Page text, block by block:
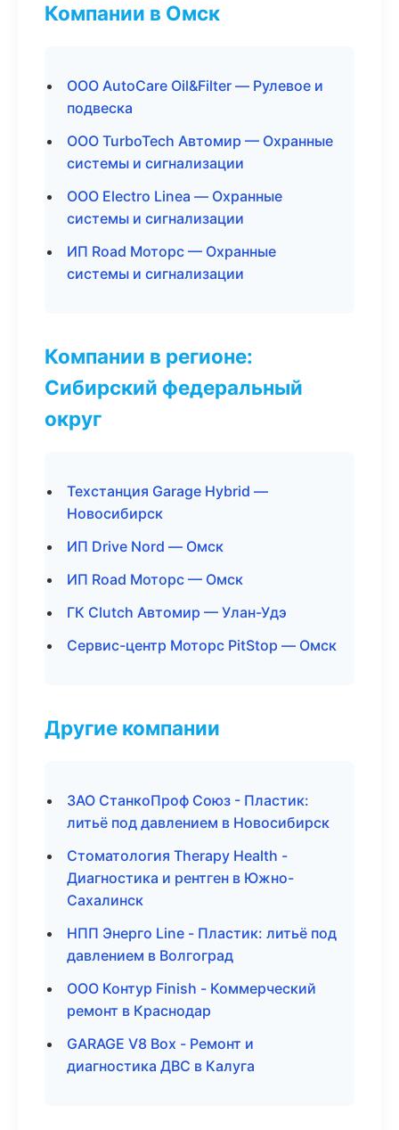
Компании в Омск
ООО AutoCare Oil&Filter — Рулевое и
подвеска
ООО TurboTech Автомир — Охранные
системы и сигнализации
ООО Electro Linea — Охранные
системы и сигнализации
ИП Road Моторс — Охранные
системы и сигнализации
Компании в регионе:
Сибирский федеральный
округ
Техстанция Garage Hybrid —
Новосибирск
ИП Drive Nord — Омск
ИП Road Моторс — Омск
ГК Clutch Автомир — Улан-Удэ
Сервис-центр Моторс PitStop — Омск
Другие компании
ЗАО СтанкоПроф Союз - Пластик:
литьё под давлением в Новосибирск
Стоматология Therapy Health -
Диагностика и рентген в Южно-
Сахалинск
НПП Энерго Line - Пластик: литьё под
давлением в Волгоград
ООО Контур Finish - Коммерческий
ремонт в Краснодар
GARAGE V8 Box - Ремонт и
диагностика ДВС в Калуга